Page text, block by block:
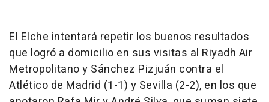
El Elche intentará repetir los buenos resultados
que logró a domicilio en sus visitas al Riyadh Air
Metropolitano y Sánchez Pizjuán contra el
Atlético de Madrid (1-1) y Sevilla (2-2), en los que